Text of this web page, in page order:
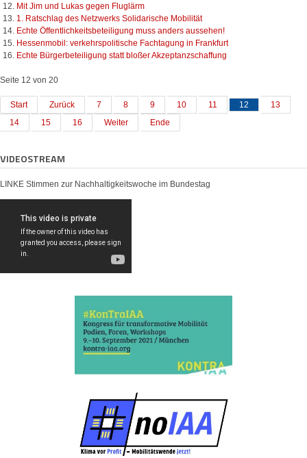
Mit Jim und Lukas gegen Fluglärm
1. Ratschlag des Netzwerks Solidarische Mobilität
Echte Öffentlichkeitsbeteiligung muss anders aussehen!
Hessenmobil: verkehrspolitische Fachtagung in Frankfurt
Echte Bürgerbeteiligung statt bloßer Akzeptanzschaffung
Seite 12 von 20
Start Zurück 7 8 9 10 11 12
13
14
15 16 Weiter Ende
VIDEOSTREAM
LINKE Stimmen zur Nachhaltigkeitswoche im Bundestag